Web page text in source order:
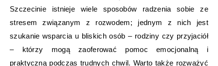
Szczecinie istnieje wiele sposobów radzenia sobie ze
stresem związanym z rozwodem; jednym z nich jest
szukanie wsparcia u bliskich osób – rodziny czy przyjaciół
– którzy mogą zaoferować pomoc emocjonalną i
praktyczną podczas trudnych chwil. Warto także rozważyć